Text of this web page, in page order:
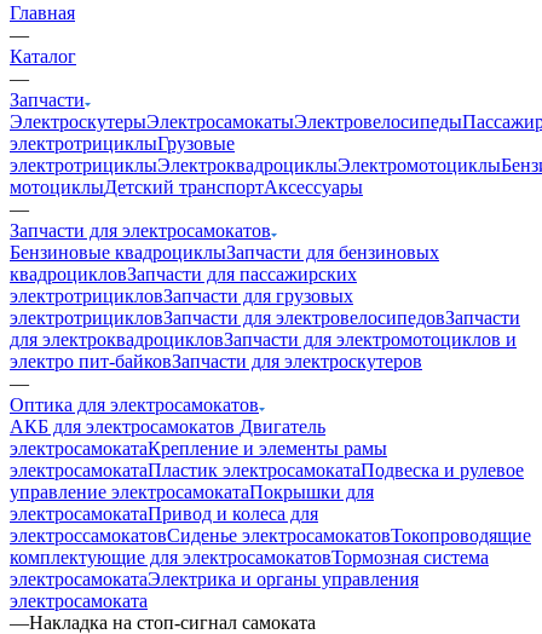
Главная
—
Каталог
—
Запчасти
ЭлектроскутерыЭлектросамокатыЭлектровелосипеды
электротрициклыГрузовые
электротрициклыЭлектроквадроциклыЭлектромотоциклы
мотоциклыДетский транспортАксессуары
—
Запчасти для электросамокатов
Бензиновые квадроциклыЗапчасти для бензиновых
квадроцикловЗапчасти для пассажирских
электротрицикловЗапчасти для грузовых
электротрицикловЗапчасти для электровелосипедовЗапчасти
для электроквадроцикловЗапчасти для электромотоциклов и
электро пит-байковЗапчасти для электроскутеров
—
Оптика для электросамокатов
АКБ для электросамокатов Двигатель
электросамокатаКрепление и элементы рамы
электросамокатаПластик электросамокатаПодвеска и рулевое
управление электросамокатаПокрышки для
электросамокатаПривод и колеса для
электроссамокатовСиденье электросамокатовТокопроводящие
комплектующие для электросамокатовТормозная система
электросамокатаЭлектрика и органы управления
электросамоката
—Накладка на стоп-сигнал самоката